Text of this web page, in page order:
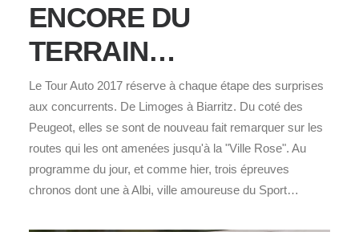
ENCORE DU
TERRAIN…
Le Tour Auto 2017 réserve à chaque étape des surprises
aux concurrents. De Limoges à Biarritz. Du coté des
Peugeot, elles se sont de nouveau fait remarquer sur les
routes qui les ont amenées jusqu'à la "Ville Rose". Au
programme du jour, et comme hier, trois épreuves
chronos dont une à Albi, ville amoureuse du Sport…